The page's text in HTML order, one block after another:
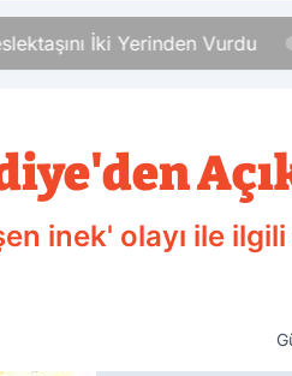
İki Yerinden Vurdu
inek' olayı ile ilgili